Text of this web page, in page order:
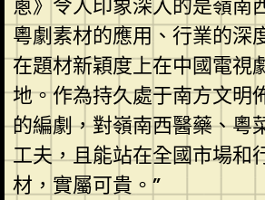
蔥》令人印象深入的是嶺南
粵劇素材的應用、行業的深
在題材新穎度上在中國電視
地。作為持久處于南方文明
的編劇，對嶺南西醫藥、粵
工夫，且能站在全國市場和
材，實屬可貴。”